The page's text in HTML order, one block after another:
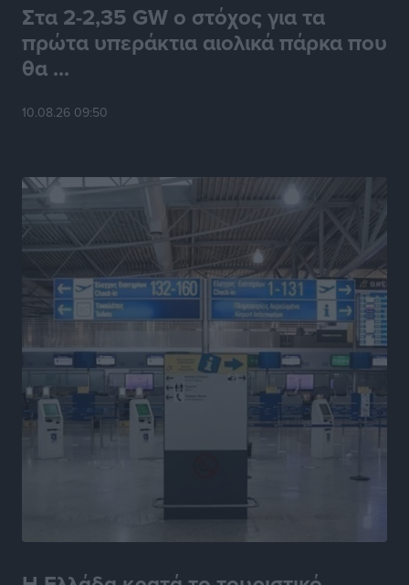
Στα 2-2,35 GW ο στόχος για τα
πρώτα υπεράκτια αιολικά πάρκα που
θα ...
10.08.26 09:50